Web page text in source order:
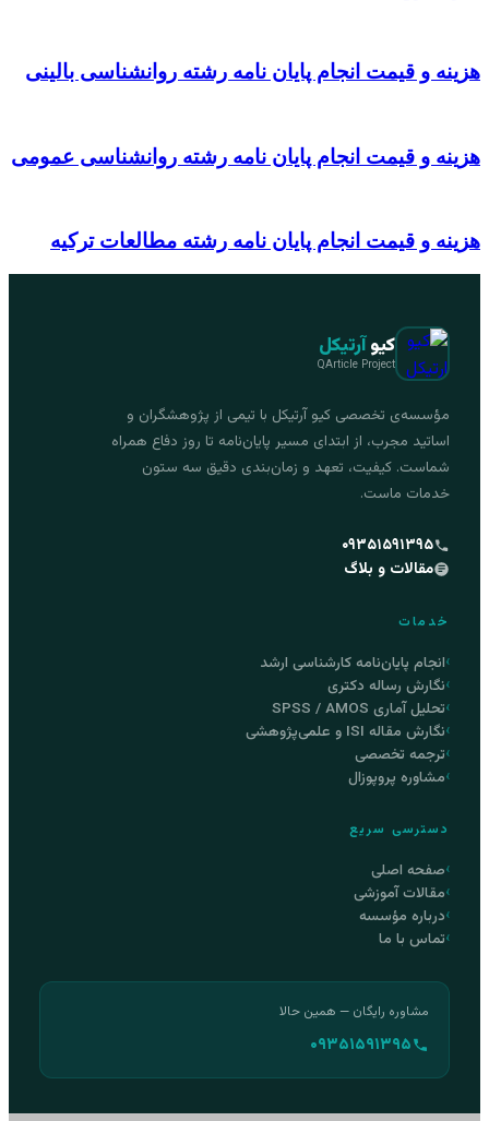
هزینه و قیمت انجام پایان نامه رشته روانشناسی بالینی
هزینه و قیمت انجام پایان نامه رشته روانشناسی عمومی
هزینه و قیمت انجام پایان نامه رشته مطالعات ترکیه
کیوآرتیکل
QArticle Project
مؤسسه‌ی تخصصی کیو آرتیکل با تیمی از پژوهشگران و
اساتید مجرب، از ابتدای مسیر پایان‌نامه تا روز دفاع همراه
شماست. کیفیت، تعهد و زمان‌بندی دقیق سه ستون
خدمات ماست.
۰۹۳۵۱۵۹۱۳۹۵
مقالات و بلاگ
خدمات
انجام پایان‌نامه کارشناسی ارشد
نگارش رساله دکتری
تحلیل آماری SPSS / AMOS
نگارش مقاله ISI و علمی‌پژوهشی
ترجمه تخصصی
مشاوره پروپوزال
دسترسی سریع
صفحه اصلی
مقالات آموزشی
درباره مؤسسه
تماس با ما
مشاوره رایگان — همین حالا
۰۹۳۵۱۵۹۱۳۹۵